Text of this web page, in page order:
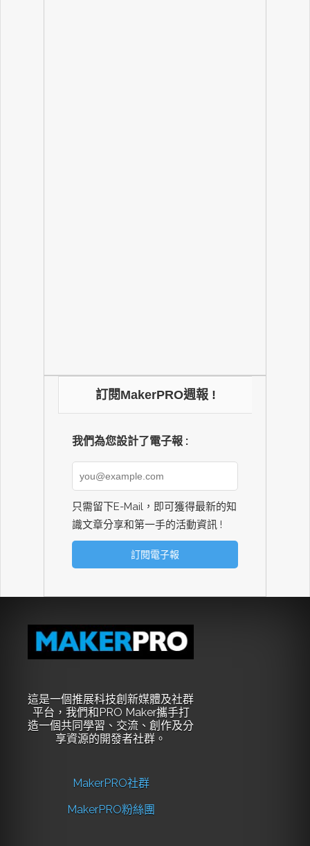
訂閱MakerPRO週報 !
我們為您設計了電子報 :
只需留下E-Mail，即可獲得最新的知
識文章分享和第一手的活動資訊 !
這是一個推展科技創新媒體及社群
平台，我們和PRO Maker攜手打
造一個共同學習、交流、創作及分
享資源的開發者社群。
MakerPRO社群
MakerPRO粉絲團